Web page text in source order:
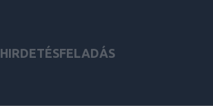
HIRDETÉSFELADÁS